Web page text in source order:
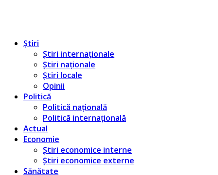
Știri
Știri internaționale
Știri naționale
Știri locale
Opinii
Politică
Politică națională
Politică internațională
Actual
Economie
Știri economice interne
Știri economice externe
Sănătate